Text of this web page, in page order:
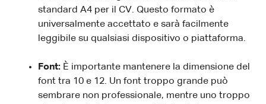
standard A4 per il CV. Questo formato è
universalmente accettato e sarà facilmente
leggibile su qualsiasi dispositivo o piattaforma.
Font: È importante mantenere la dimensione del
font tra 10 e 12. Un font troppo grande può
sembrare non professionale, mentre uno troppo